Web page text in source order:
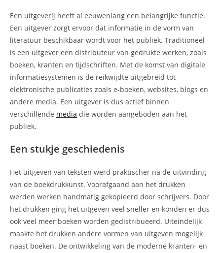
Een uitgeverij heeft al eeuwenlang een belangrijke functie.
Een uitgever zorgt ervoor dat informatie in de vorm van
literatuur beschikbaar wordt voor het publiek. Traditioneel
is een uitgever een distributeur van gedrukte werken, zoals
boeken, kranten en tijdschriften. Met de komst van digitale
informatiesystemen is de reikwijdte uitgebreid tot
elektronische publicaties zoals e-boeken, websites, blogs en
andere media. Een uitgever is dus actief binnen
verschillende media die worden aangeboden aan het
publiek.
Een stukje geschiedenis
Het uitgeven van teksten werd praktischer na de uitvinding
van de boekdrukkunst. Voorafgaand aan het drukken
werden werken handmatig gekopieerd door schrijvers. Door
het drukken ging het uitgeven veel sneller en konden er dus
ook veel meer boeken worden gedistribueerd. Uiteindelijk
maakte het drukken andere vormen van uitgeven mogelijk
naast boeken. De ontwikkeling van de moderne kranten- en